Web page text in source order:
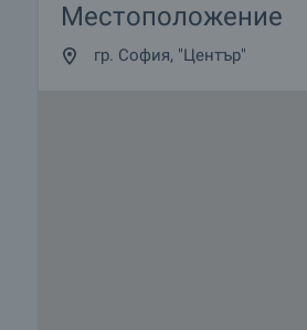
Местоположение
гр. София, "Център"